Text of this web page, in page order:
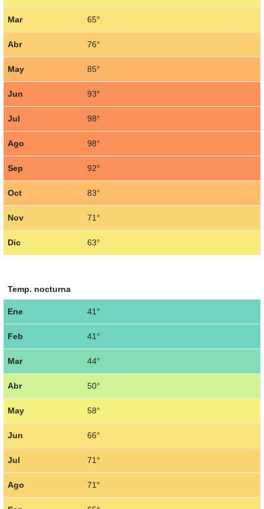
Mar 65°
Abr 76°
May 85°
Jun 93°
Jul 98°
Ago 98°
Sep 92°
Oct 83°
Nov 71°
Dic 63°
Temp. nocturna
Ene 41°
Feb 41°
Mar 44°
Abr 50°
May 58°
Jun 66°
Jul 71°
Ago 71°